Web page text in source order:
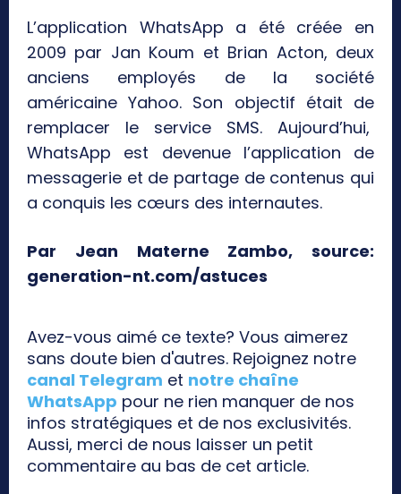
L’application WhatsApp a été créée en
2009 par Jan Koum et Brian Acton, deux
anciens employés de la société
américaine Yahoo. Son objectif était de
remplacer le service SMS. Aujourd’hui,
WhatsApp est devenue l’application de
messagerie et de partage de contenus qui
a conquis les cœurs des internautes.
Par Jean Materne Zambo, source:
generation-nt.com/astuces
Avez-vous aimé ce texte? Vous aimerez
sans doute bien d'autres. Rejoignez notre
canal Telegram et notre chaîne
WhatsApp pour ne rien manquer de nos
infos stratégiques et de nos exclusivités.
Aussi, merci de nous laisser un petit
commentaire au bas de cet article.